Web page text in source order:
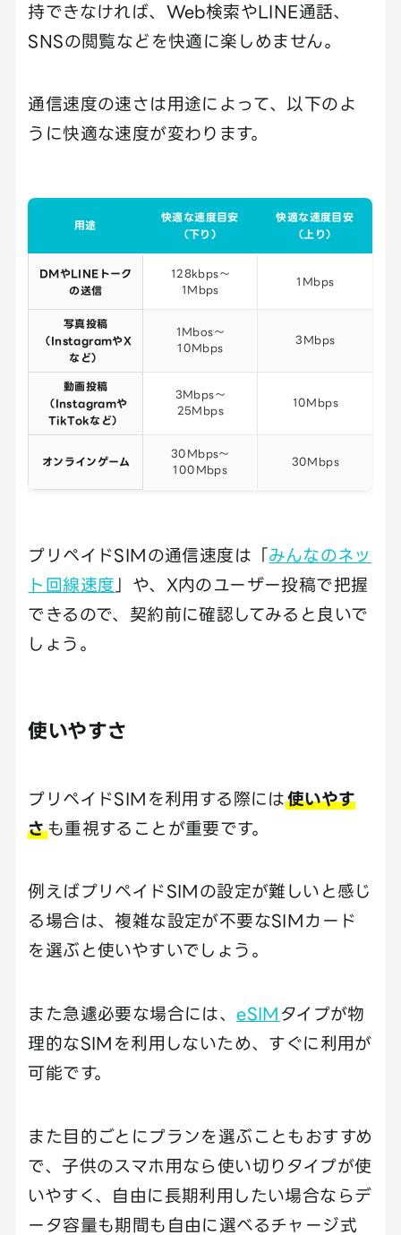
持できなければ、Web検索やLINE通話、
SNSの閲覧などを快適に楽しめません。
通信速度の速さは用途によって、以下のよ
うに快適な速度が変わります。
用途
快適な速度目安
（下り）
快適な速度目安
（上り）
DMやLINEトーク
の送信
128kbps～
1Mbps
1Mbps
写真投稿
（InstagramやX
など）
1Mbos～
10Mbps
3Mbps
動画投稿
（Instagramや
TikTokなど）
3Mbps～
25Mbps
10Mbps
オンラインゲーム
30Mbps～
100Mbps
30Mbps
プリペイドSIMの通信速度は「みんなのネッ
ト回線速度 」や、X内のユーザー投稿で把握
できるので、契約前に確認してみると良いで
しょう。
使いやすさ
プリペイドSIMを利用する際には使いやす
さも重視することが重要です。
例えばプリペイドSIMの設定が難しいと感じ
る場合は、複雑な設定が不要なSIMカード
を選ぶと使いやすいでしょう。
また急遽必要な場合には、eSIM タイプが物
理的なSIMを利用しないため、すぐに利用が
可能です。
また目的ごとにプランを選ぶこともおすすめ
で、子供のスマホ用なら使い切りタイプが使
いやすく、自由に長期利用したい場合ならデ
ータ容量も期間も自由に選べるチャージ式